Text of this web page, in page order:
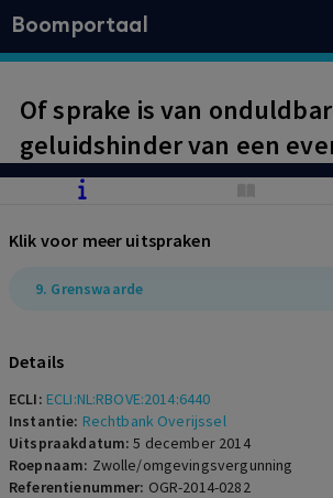
Boomportaal
Of sprake is van
geluidshinder van een
dient te worden
omstandigheden. Daarbij
slechts het criterium
de duur van de
intensiteit van het geluid
betrokken.
Klik voor meer uitspraken
9. Grenswaarde
Details
ECLI: ECLI:NL:RBOVE:2014:6440
Instantie: Rechtbank Overijssel
Uitspraakdatum:5 december 2014
Roepnaam: Zwolle/omgevingsvergunning
Referentienummer: OGR-2014-0282